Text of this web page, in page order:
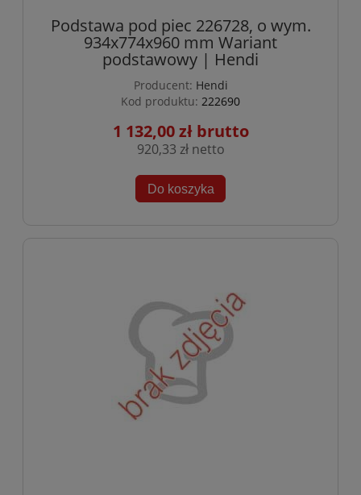
Podstawa pod piec 226728, o wym.
934x774x960 mm Wariant
podstawowy | Hendi
Producent: Hendi
Kod produktu: 222690
1 132,00 zł
920,33 zł
Do koszyka